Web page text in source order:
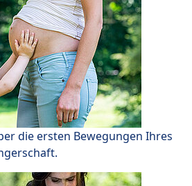
die ersten Bewegungen Ihres